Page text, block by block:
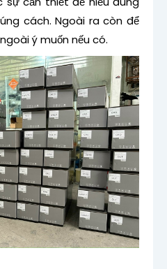
cách. Ngoài ra còn để
ý muốn nếu có.